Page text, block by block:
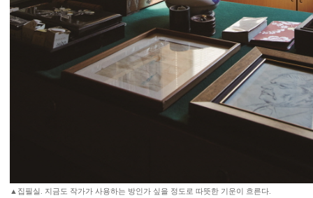
▲집필실. 지금도 작가가 사용하는 방인가 싶을 정도로 따뜻한 기운이 흐른다.